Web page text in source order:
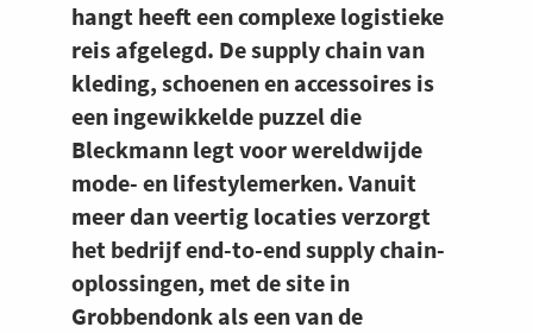
hangt heeft een complexe logistieke
reis afgelegd. De supply chain van
kleding, schoenen en accessoires is
een ingewikkelde puzzel die
Bleckmann legt voor wereldwijde
mode- en lifestylemerken. Vanuit
meer dan veertig locaties verzorgt
het bedrijf end-to-end supply chain-
oplossingen, met de site in
Grobbendonk als een van de